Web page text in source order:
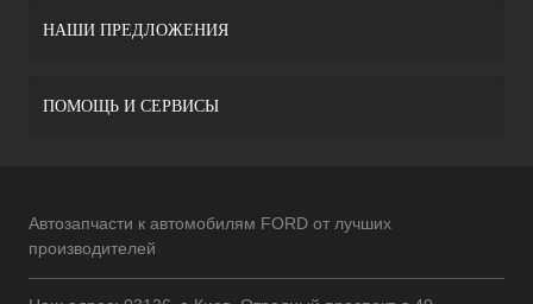
НАШИ ПРЕДЛОЖЕНИЯ
ПОМОЩЬ И СЕРВИСЫ
Автозапчасти к автомобилям FORD от лучших
производителей